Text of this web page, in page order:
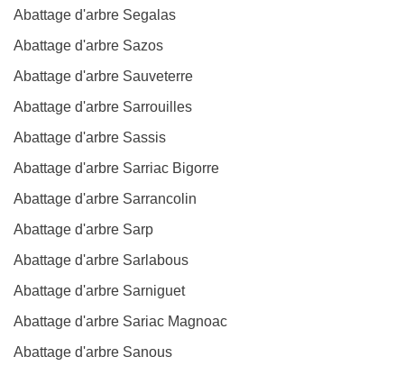
Abattage d'arbre Segalas
Abattage d'arbre Sazos
Abattage d'arbre Sauveterre
Abattage d'arbre Sarrouilles
Abattage d'arbre Sassis
Abattage d'arbre Sarriac Bigorre
Abattage d'arbre Sarrancolin
Abattage d'arbre Sarp
Abattage d'arbre Sarlabous
Abattage d'arbre Sarniguet
Abattage d'arbre Sariac Magnoac
Abattage d'arbre Sanous